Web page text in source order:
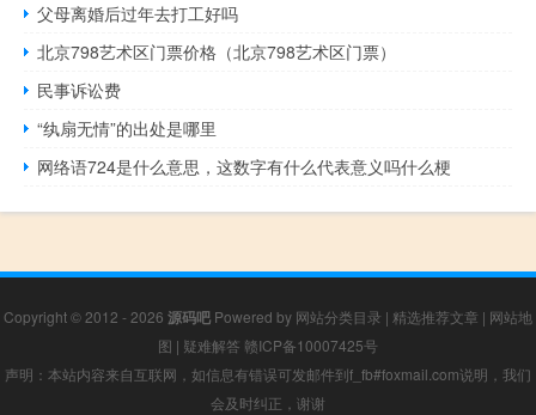
父母离婚后过年去打工好吗
北京798艺术区门票价格（北京798艺术区门票）
民事诉讼费
“纨扇无情”的出处是哪里
网络语724是什么意思，这数字有什么代表意义吗什么梗
Copyright © 2012 - 2026 源码吧 Powered by 网站分类目录 | 精选推荐文章 | 网站地
图 | 疑难解答 赣ICP备10007425号
声明：本站内容来自互联网，如信息有错误可发邮件到f_fb#foxmail.com说明，我们
会及时纠正，谢谢